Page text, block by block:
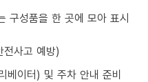
구성품을 한 곳에 모아 표시
사고 예방)
베이터) 및 주차 안내 준비